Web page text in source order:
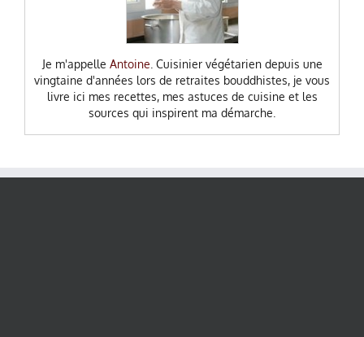
Je m'appelle Antoine. Cuisinier végétarien depuis une
vingtaine d'années lors de retraites bouddhistes, je vous
livre ici mes recettes, mes astuces de cuisine et les
sources qui inspirent ma démarche.